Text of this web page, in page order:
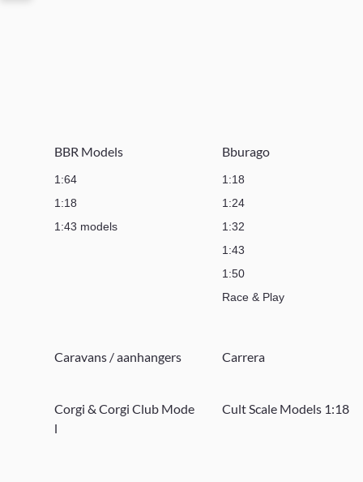
BBR Models
1:64
1:18
1:43 models
Bburago
1:18
1:24
1:32
1:43
1:50
Race & Play
Caravans / aanhangers Carrera
Corgi & Corgi Club Mode
l
Cult Scale Models 1:18